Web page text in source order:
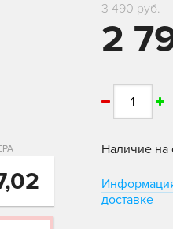
2
3 490 руб.
Наличие на
доставке